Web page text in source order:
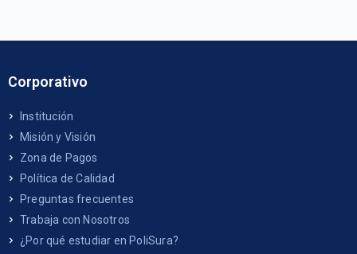
Corporativo
Institución
Misión y Visión
Zona de Pagos
Política de Calidad
Preguntas frecuentes
Trabaja con Nosotros
¿Por qué estudiar en PoliSura?